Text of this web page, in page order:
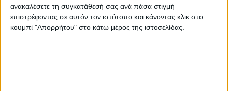
ανακαλέσετε τη συγκατάθεσή σας ανά πάσα στιγμή
επιστρέφοντας σε αυτόν τον ιστότοπο και κάνοντας κλικ στο
κουμπί "Απορρήτου" στο κάτω μέρος της ιστοσελίδας.
ΠΑΡΟΜΟΙΑ ΑΡΘΡΑ